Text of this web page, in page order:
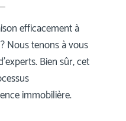
efficacement à
Nous tenons à vous
Bien sûr, cet
immobilière.